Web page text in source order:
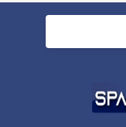
Ricerca